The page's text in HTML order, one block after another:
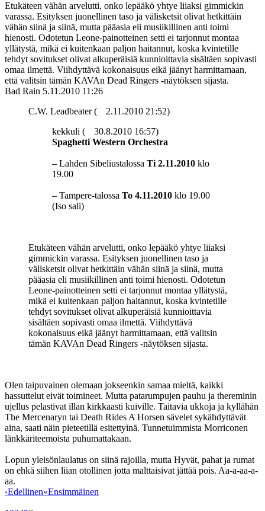
Etukäteen vähän arvelutti, onko lepääkö yhtye liiaksi gimmickin
varassa. Esityksen juonellinen taso ja välisketsit olivat hetkittäin
vähän siinä ja siinä, mutta pääasia eli musiikillinen anti toimi
hienosti. Odotetun Leone-painotteinen setti ei tarjonnut montaa
yllätystä, mikä ei kuitenkaan paljon haitannut, koska kvintetille
tehdyt sovitukset olivat alkuperäisiä kunnioittavia sisältäen sopivasti
omaa ilmettä. Viihdyttävä kokonaisuus eikä jäänyt harmittamaan,
että valitsin tämän KAVAn Dead Ringers ‑näytöksen sijasta.
Bad Rain 5.11.2010 11:26
C.W. Leadbeater (
2.11.2010 21:52)
kekkuli (
30.8.2010 16:57)
Spaghetti Western Orchestra
– Lahden Sibeliustalossa Ti 2.11.2010 klo
19.00
– Tampere-talossa To 4.11.2010 klo 19.00
(Iso sali)
Etukäteen vähän arvelutti, onko lepääkö yhtye liiaksi
gimmickin varassa. Esityksen juonellinen taso ja
välisketsit olivat hetkittäin vähän siinä ja siinä, mutta
pääasia eli musiikillinen anti toimi hienosti. Odotetun
Leone-painotteinen setti ei tarjonnut montaa yllätystä,
mikä ei kuitenkaan paljon haitannut, koska kvintetille
tehdyt sovitukset olivat alkuperäisiä kunnioittavia
sisältäen sopivasti omaa ilmettä. Viihdyttävä
kokonaisuus eikä jäänyt harmittamaan, että valitsin
tämän KAVAn Dead Ringers ‑näytöksen sijasta.
Olen taipuvainen olemaan jokseenkin samaa mieltä, kaikki
hassuttelut eivät toimineet. Mutta patarumpujen pauhu ja thereminin
ujellus pelastivat illan kirkkaasti kuiville. Taitavia ukkoja ja kyllähän
The Mercenaryn tai Death Rides A Horsen sävelet sykähdyttävät
aina, saati näin pieteetillä esitettyinä. Tunnetuimmista Morriconen
länkkäriteemoista puhumattakaan.
Lopun yleisönlaulatus on siinä rajoilla, mutta Hyvät, pahat ja rumat
on ehkä siihen liian otollinen jotta malttaisivat jättää pois. Aa-a-aa-a-
aa.
‹Edellinen«Ensimmäinen